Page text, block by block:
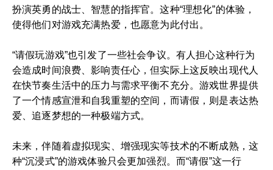
扮演英勇的战士、智慧的指挥官。这种“理想化”的体验，
使得他们对游戏充满热爱，也愿意为此付出。
“请假玩游戏”也引发了一些社会争议。有人担心这种行为
会造成时间浪费、影响责任心，但实际上这反映出现代人
在快节奏生活中的压力与需求平衡不充分。游戏世界提供
了一个情感宣泄和自我重塑的空间，而请假，则是表达热
爱、追逐梦想的一种极端方式。
未来，伴随着虚拟现实、增强现实等技术的不断成熟，这
种“沉浸式”的游戏体验只会更加强烈。而“请假”这一行